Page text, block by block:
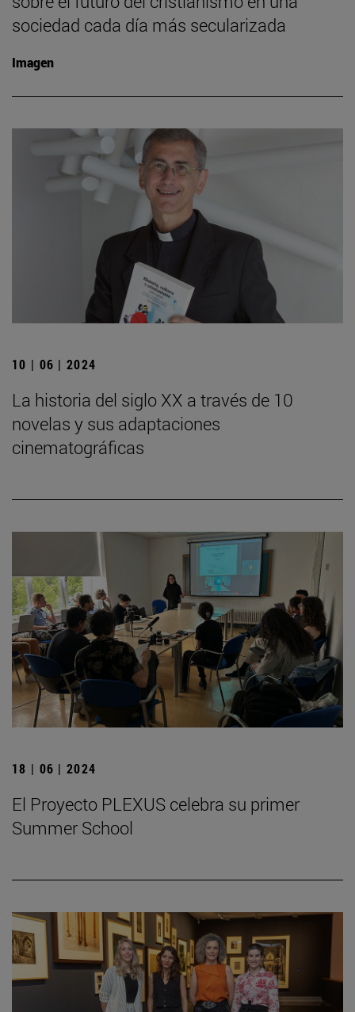
sociedad cada día más secularizada
Imagen
10 | 06 | 2024
La historia del siglo XX a través de 10
novelas y sus adaptaciones
cinematográficas
18 | 06 | 2024
El Proyecto PLEXUS celebra su primer
Summer School